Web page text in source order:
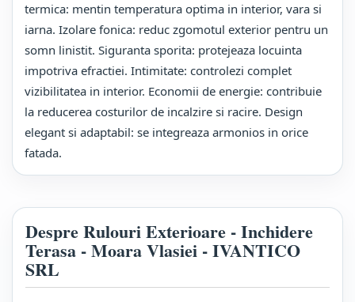
termica: mentin temperatura optima in interior, vara si
iarna. Izolare fonica: reduc zgomotul exterior pentru un
somn linistit. Siguranta sporita: protejeaza locuinta
impotriva efractiei. Intimitate: controlezi complet
vizibilitatea in interior. Economii de energie: contribuie
la reducerea costurilor de incalzire si racire. Design
elegant si adaptabil: se integreaza armonios in orice
fatada.
Despre Rulouri Exterioare - Inchidere
Terasa - Moara Vlasiei - IVANTICO
SRL